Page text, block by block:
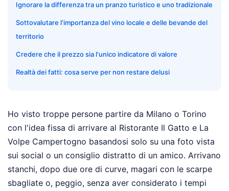
Ignorare la differenza tra un pranzo turistico e uno tradizionale
Sottovalutare l'importanza del vino locale e delle bevande del
territorio
Credere che il prezzo sia l'unico indicatore di valore
Realtà dei fatti: cosa serve per non restare delusi
Ho visto troppe persone partire da Milano o Torino
con l'idea fissa di arrivare al Ristorante Il Gatto e La
Volpe Campertogno basandosi solo su una foto vista
sui social o un consiglio distratto di un amico. Arrivano
stanchi, dopo due ore di curve, magari con le scarpe
sbagliate o, peggio, senza aver considerato i tempi